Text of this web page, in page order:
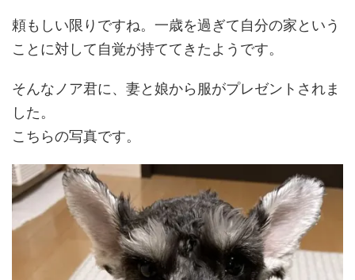
頼もしい限りですね。一歳を過ぎて自分の家という
ことに対して自覚が持ててきたようです。
そんなノア君に、妻と娘から服がプレゼントされま
した。
こちらの写真です。